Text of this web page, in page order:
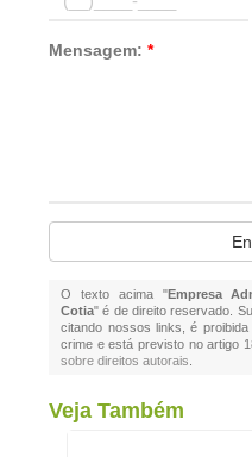
Mensagem:*
O texto acima "Empresa
Cotia" é de direito reservado.
citando nossos links, é
crime e está previsto no artigo
sobre direitos autorais
Veja Também